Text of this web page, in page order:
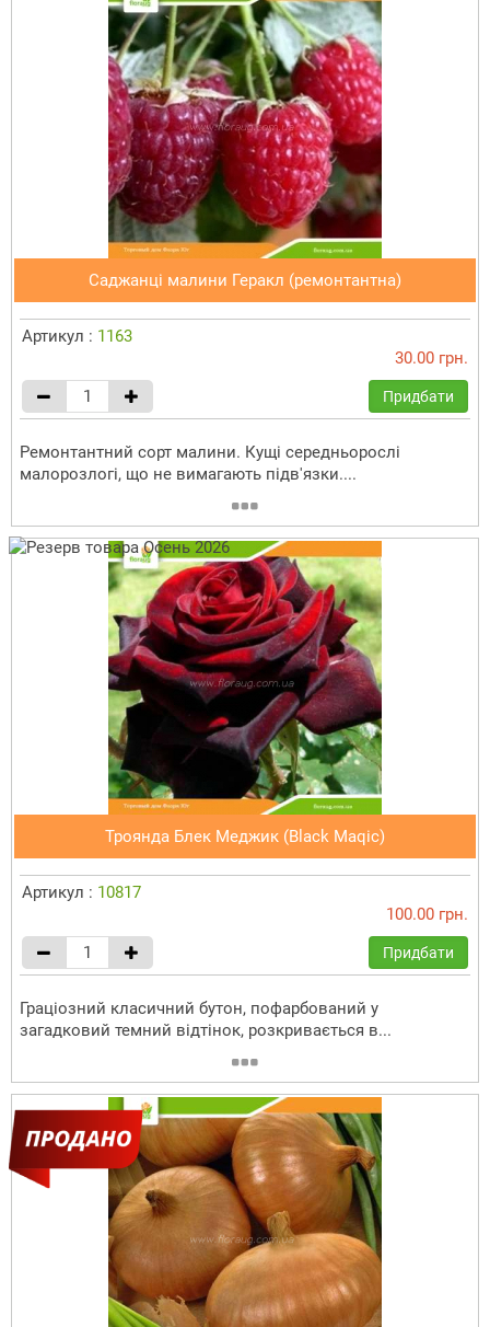
Саджанці малини Геракл (ремонтантна)
Артикул : 1163
30.00 грн.
Придбати
Ремонтантний сорт малини. Кущі середньорослі
малорозлогі, що не вимагають підв'язки....
Троянда Блек Меджик (Black Maqic)
Артикул : 10817
100.00 грн.
Придбати
Граціозний класичний бутон, пофарбований у
загадковий темний відтінок, розкривається в...